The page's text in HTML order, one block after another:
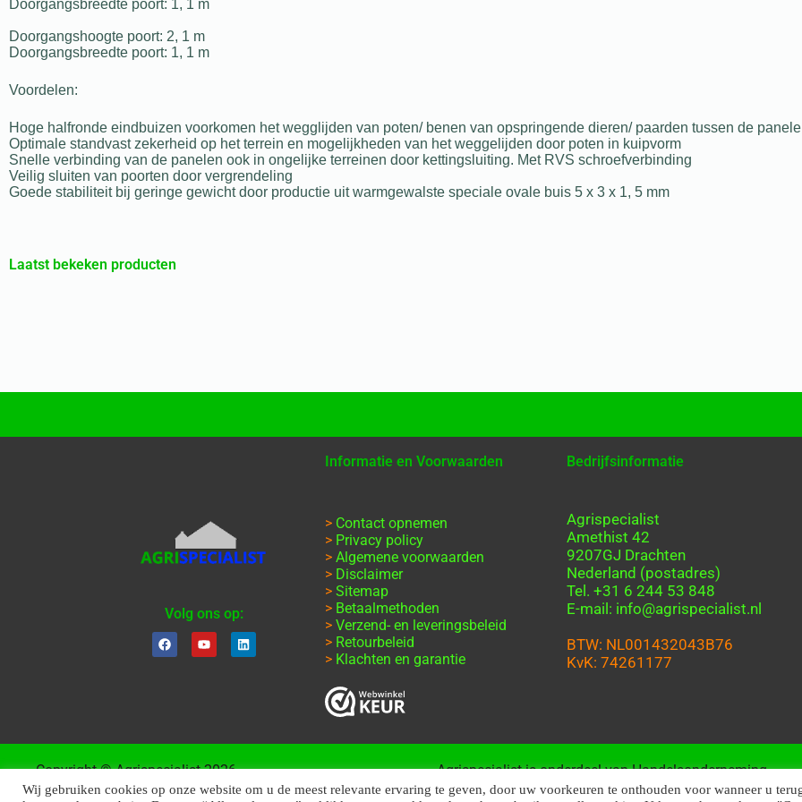
Doorgangsbreedte poort: 1, 1 m
Doorgangshoogte poort: 2, 1 m
Doorgangsbreedte poort: 1, 1 m
Voordelen:
Hoge halfronde eindbuizen voorkomen het wegglijden van poten/ benen van opspringende dieren/ paarden tussen de
Optimale standvast zekerheid op het terrein en mogelijkheden van het weggelijden door poten in kuipvorm
Snelle verbinding van de panelen ook in ongelijke terreinen door kettingsluiting. Met RVS schroefverbinding
Veilig sluiten van poorten door vergrendeling
Goede stabiliteit bij geringe gewicht door productie uit warmgewalste speciale ovale buis 5 x 3 x 1, 5 mm
Laatst bekeken producten
Volg ons op:
Informatie en Voorwaarden
> Contact opnemen
> Privacy policy
>Algemene voorwaarden
> Disclaimer
>Sitemap
> Betaalmethoden
>Verzend- en leveringsbeleid
> Retourbeleid
> Klachten en garantie
Bedrijfsinformatie
Agrispecialist
Amethist 42
9207GJ Drachten
Nederland (postadres)
Tel. +31 6 244 53 848
E-mail: info@agrispecialist.nl
BTW: NL001432043B76
KvK: 74261177
Copyright © Agrispecialist 2026
Agrispecialist is onderdeel van Handelsonderneming
Friesland
Wij gebruiken cookies op onze website om u de meest relevante ervaring te geven, door uw voorkeuren te onthouden voor wanneer u